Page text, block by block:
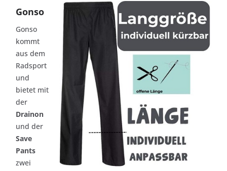
Gonso
Gonso
kommt
aus dem
Radsport
und
bietet mit
der
Drainon
und der
Save
Pants
zwei